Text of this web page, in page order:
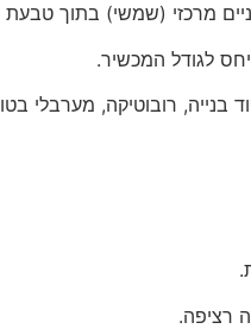
מרכזי (שמשי) בתוך טבעת
לגודל המכשיר.
בנייה, רובוטיקה, מערבלי
רציפה.